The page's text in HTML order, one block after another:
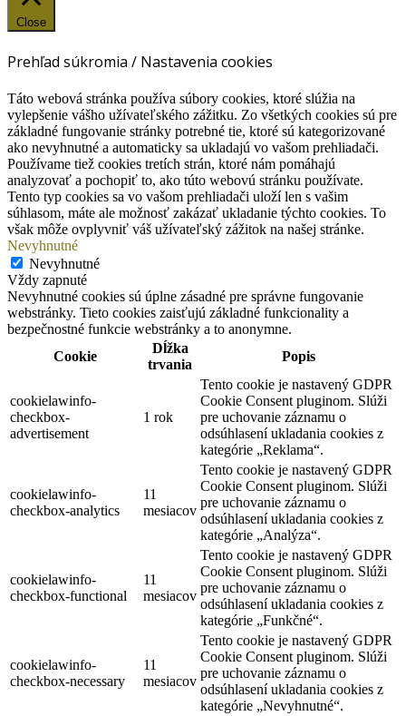
Close
Prehľad súkromia / Nastavenia cookies
Táto webová stránka používa súbory cookies, ktoré slúžia na
vylepšenie vášho užívateľského zážitku. Zo všetkých cookies sú pre
základné fungovanie stránky potrebné tie, ktoré sú kategorizované
ako nevyhnutné a automaticky sa ukladajú vo vašom prehliadači.
Používame tiež cookies tretích strán, ktoré nám pomáhajú
analyzovať a pochopiť to, ako túto webovú stránku používate.
Tento typ cookies sa vo vašom prehliadači uloží len s vašim
súhlasom, máte ale možnosť zakázať ukladanie týchto cookies. To
však môže ovplyvniť váš užívateľský zážitok na našej stránke.
Nevyhnutné
Nevyhnutné
Vždy zapnuté
Nevyhnutné cookies sú úplne zásadné pre správne fungovanie
webstránky. Tieto cookies zaisťujú základné funkcionality a
bezpečnostné funkcie webstránky a to anonymne.
Cookie
Dĺžka
trvania
Popis
cookielawinfo-
checkbox-
advertisement
1 rok
Tento cookie je nastavený GDPR
Cookie Consent pluginom. Slúži
pre uchovanie záznamu o
odsúhlasení ukladania cookies z
kategórie „Reklama“.
cookielawinfo-
checkbox-analytics
11
mesiacov
Tento cookie je nastavený GDPR
Cookie Consent pluginom. Slúži
pre uchovanie záznamu o
odsúhlasení ukladania cookies z
kategórie „Analýza“.
cookielawinfo-
checkbox-functional
11
mesiacov
Tento cookie je nastavený GDPR
Cookie Consent pluginom. Slúži
pre uchovanie záznamu o
odsúhlasení ukladania cookies z
kategórie „Funkčné“.
cookielawinfo-
checkbox-necessary
11
mesiacov
Tento cookie je nastavený GDPR
Cookie Consent pluginom. Slúži
pre uchovanie záznamu o
odsúhlasení ukladania cookies z
kategórie „Nevyhnutné“.